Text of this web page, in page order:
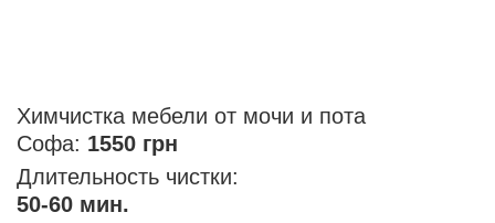
Химчистка мебели от мочи и пота
Софа: 1550 грн
Длительность чистки:
50-60 мин.